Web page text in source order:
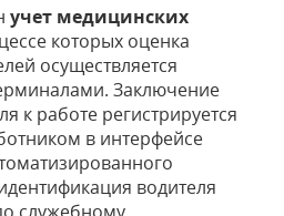
учет медицинских
которых оценка
осуществляется
Заключение
к работе регистрируется
в интерфейсе
водителя